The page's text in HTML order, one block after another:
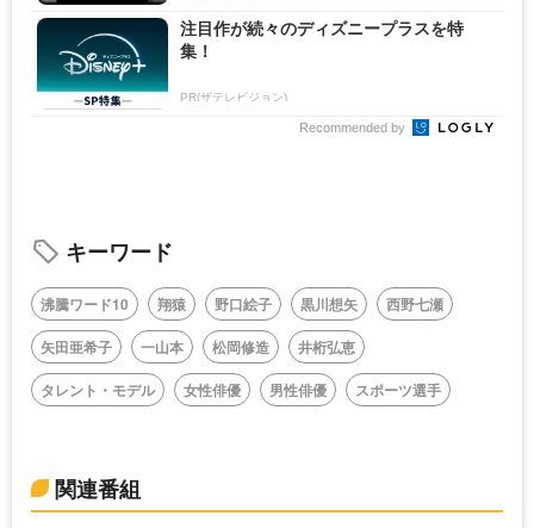
注目作が続々のディズニープラスを特
集！
PR(ザテレビジョン)
Recommended by
キーワード
沸騰ワード10 翔猿 野口絵子 黒川想矢
西野七瀬
矢田亜希子
一山本 松岡修造
井桁弘恵
タレント・モデル
女性俳優 男性俳優 スポーツ選手
関連番組